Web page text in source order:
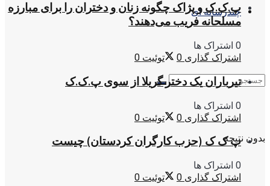
چندرسانه ای
بدون نتیجه
پ.ک.ک و پژاک چگونه زنان و دختران را برای مبارزه
مسلحانه فریب می‌دهند؟
0 اشتراک ها
اشتراک گذاری 0 توئیت 0
تیرباران یک دختر گریلا از سوی پ.ک.ک
0 اشتراک ها
اشتراک گذاری 0 توئیت 0
پ ک ک (حزب کارگران کردستان) چیست
0 اشتراک ها
اشتراک گذاری 0 توئیت 0